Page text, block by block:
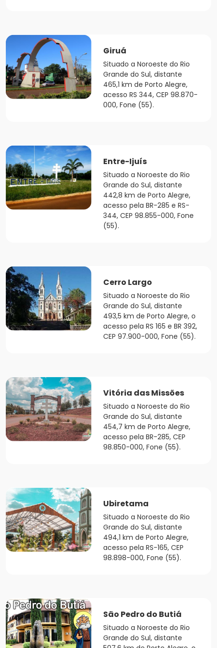
Giruá
Situado a Noroeste do Rio
Grande do Sul, distante
465,1 km de Porto Alegre,
acesso RS 344, CEP 98.870-
000, Fone (55).
Entre-Ijuís
Situado a Noroeste do Rio
Grande do Sul, distante
442,8 km de Porto Alegre,
acesso pela BR-285 e RS-
344, CEP 98.855-000, Fone
(55).
Cerro Largo
Situado a Noroeste do Rio
Grande do Sul, distante
493,5 km de Porto Alegre, o
acesso pela RS 165 e BR 392,
CEP 97.900-000, Fone (55).
Vitória das Missões
Situado a Noroeste do Rio
Grande do Sul, distante
454,7 km de Porto Alegre,
acesso pela BR-285, CEP
98.850-000, Fone (55).
Ubiretama
Situado a Noroeste do Rio
Grande do Sul, distante
494,1 km de Porto Alegre,
acesso pela RS-165, CEP
98.898-000, Fone (55).
São Pedro do Butiá
Situado a Noroeste do Rio
Grande do Sul, distante